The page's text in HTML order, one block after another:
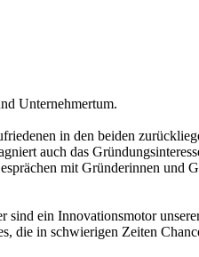
Unternehmertum.
in den beiden
auch das
mit Gründerinnen und
sind ein Innovationsmotor
die in schwierigen Zeiten